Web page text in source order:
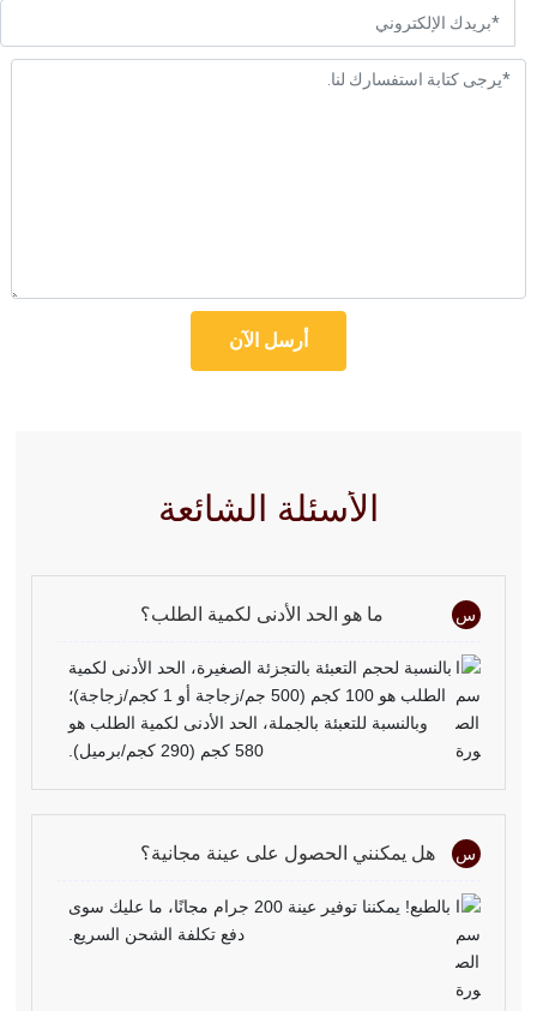
أرسل الآن
الأسئلة الشائعة
س ما هو الحد الأدنى لكمية الطلب؟
بالنسبة لحجم التعبئة بالتجزئة الصغيرة، الحد الأدنى لكمية
الطلب هو 100 كجم (500 جم/زجاجة أو 1 كجم/زجاجة)؛
وبالنسبة للتعبئة بالجملة، الحد الأدنى لكمية الطلب هو
580 كجم (290 كجم/برميل).
س هل يمكنني الحصول على عينة مجانية؟
بالطبع! يمكننا توفير عينة 200 جرام مجانًا، ما عليك سوى
دفع تكلفة الشحن السريع.